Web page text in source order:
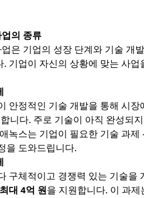
의 종류
은 기업의 성장 단계와 기술 개
. 기업이 자신의 상황에 맞는 사업
안정적인 기술 개발을 통해 시장
니다. 주로 기술이 아직 완성되
녹스는 기업이 필요한 기술 과제
을 도와드립니다​.
구체적이고 경쟁력 있는 기술을
최대 4억 원을 지원합니다. 이 과